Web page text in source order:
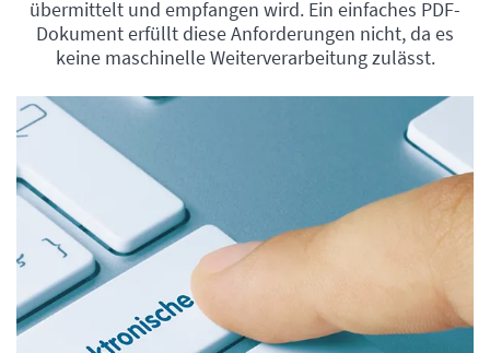
übermittelt und empfangen wird. Ein einfaches PDF-
Dokument erfüllt diese Anforderungen nicht, da es
keine maschinelle Weiterverarbeitung zulässt.